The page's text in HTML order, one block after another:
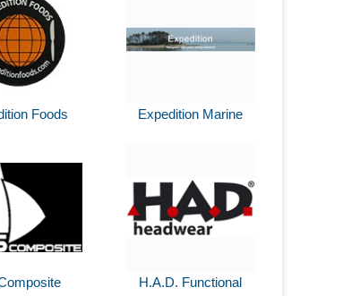
Foods Expedition Marine
H.A.D. Functional